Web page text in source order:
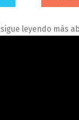
leyendo más